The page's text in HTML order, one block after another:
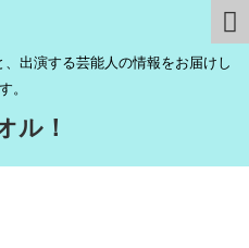
、出演する芸能人の情報をお届けし
。
ル！